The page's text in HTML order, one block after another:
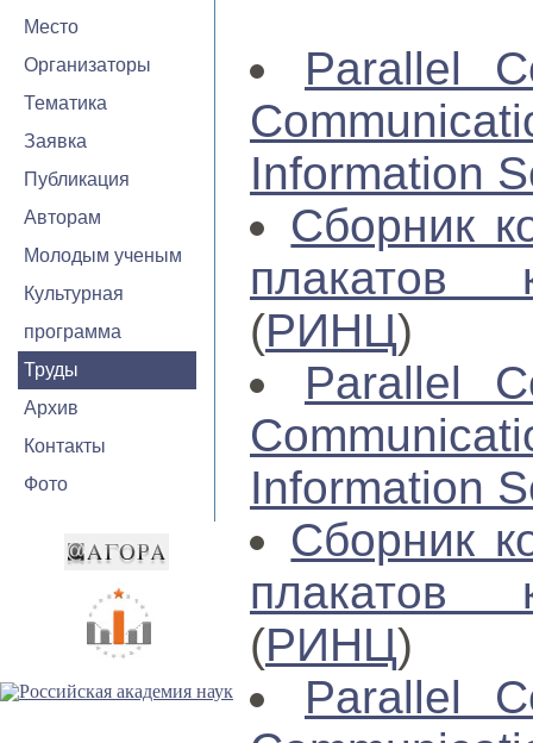
Место
Организаторы
Тематика
Заявка
Публикация
Авторам
Молодым ученым
Культурная
программа
Труды
Архив
Контакты
Фото
Parallel
Information
Сборник
плакатов
(РИНЦ)
Parallel
Information
Сборник
плакатов
(РИНЦ)
Parallel